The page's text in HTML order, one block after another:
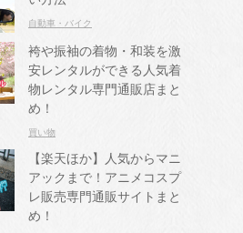
自動車・バイク
袴や振袖の着物・和装を激
安レンタルができる人気着
物レンタル専門通販店まと
め！
買い物
【楽天ほか】人気からマニ
アックまで！アニメコスプ
レ販売専門通販サイトまと
め！